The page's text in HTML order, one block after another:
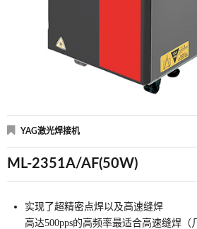
YAG激光焊接机
ML-2351A/AF(50W)
实现了超精密点焊以及高速缝焊
高达500pps的高频率最适合高速缝焊